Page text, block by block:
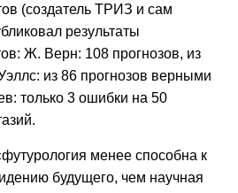
(создатель ТРИЗ и сам
результаты
Ж. Верн: 108 прогнозов, из
из 86 прогнозов верными
только 3 ошибки на 50
менее способна к
будущего, чем научная